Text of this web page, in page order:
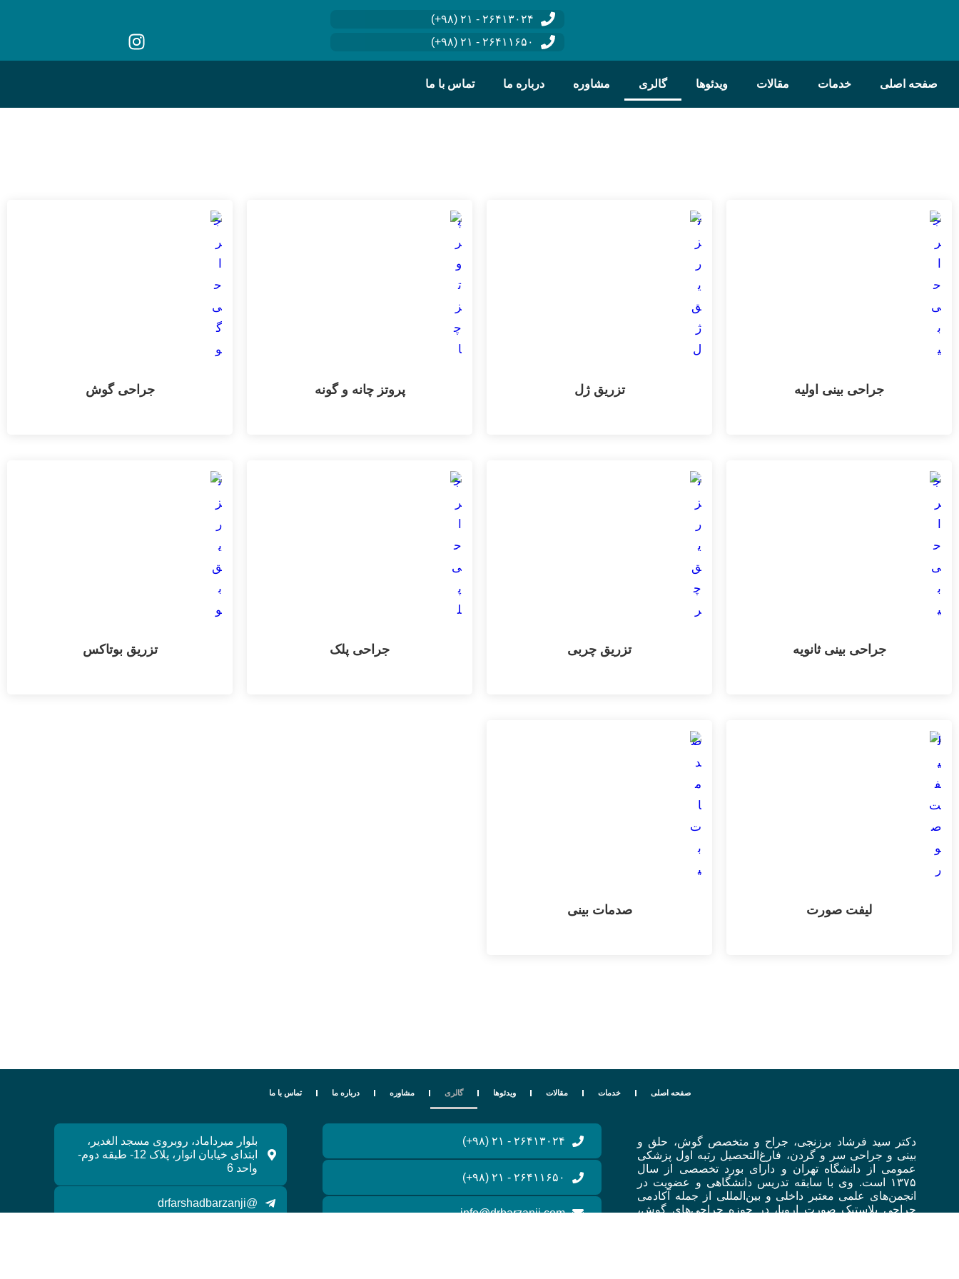
۲۶۴۱۳۰۲۴ - ۲۱ (۹۸+)
۲۶۴۱۱۶۵۰ - ۲۱ (۹۸+)
صفحه اصلی خدمات مقالات ویدئوها گالری مشاوره درباره ما تماس با ما
جراحی بینی اولیه تزریق ژل پروتز چانه و گونه جراحی گوش
جراحی بینی ثانویه تزریق چربی جراحی پلک تزریق بوتاکس
لیفت صورت صدمات بینی
صفحه اصلی خدمات مقالات ویدئوها گالری مشاوره درباره ما تماس با ما
دکتر سید فرشاد برزنجی، جراح و متخصص گوش، حلق و
بینی و جراحی سر و گردن، فارغ‌التحصیل رتبه اول پزشکی
عمومی از دانشگاه تهران و دارای بورد تخصصی از سال
۱۳۷۵ است. وی با سابقه تدریس دانشگاهی و عضویت در
انجمن‌های علمی معتبر داخلی و بین‌المللی از جمله آکادمی
جراحی پلاستیک صورت اروپا، در حوزه جراحی‌های گوش،
۲۶۴۱۳۰۲۴ - ۲۱ (۹۸+)
۲۶۴۱۱۶۵۰ - ۲۱ (۹۸+)
info@drbarzanji.com
بلوار میرداماد، روبروی مسجد الغدیر،
ابتدای خیابان انوار، پلاک 12- طبقه دوم-
واحد 6
@drfarshadbarzanji